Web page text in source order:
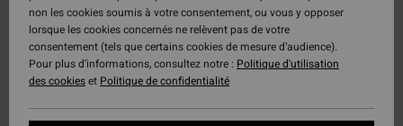
non les cookies soumis à votre consentement, ou vous y opposer
lorsque les cookies concernés ne relèvent pas de votre
consentement (tels que certains cookies de mesure d’audience).
Pour plus d'informations, consultez notre : Politique d'utilisation
des cookieset Politique de confidentialité